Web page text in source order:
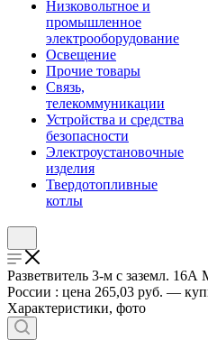
Низковольтное и
промышленное
электрооборудование
Освещение
Прочие товары
Связь,
телекоммуникации
Устройства и средства
безопасности
Электроустановочные
изделия
Твердотопливные
котлы
Разветвитель 3-м с заземл. 16А
России : цена 265,03 руб. —
Характеристики, фото